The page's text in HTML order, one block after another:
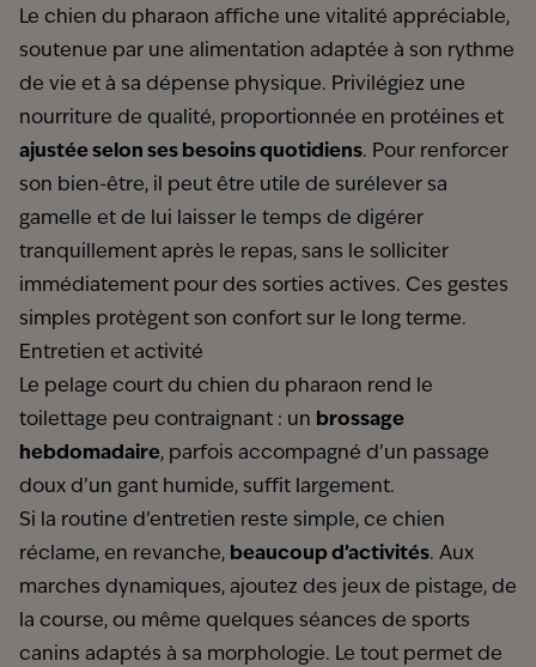
Le chien du pharaon affiche une vitalité appréciable,
soutenue par une alimentation adaptée à son rythme
de vie et à sa dépense physique. Privilégiez une
nourriture de qualité, proportionnée en protéines et
ajustée selon ses besoins quotidiens. Pour renforcer
son bien-être, il peut être utile de surélever sa
gamelle et de lui laisser le temps de digérer
tranquillement après le repas, sans le solliciter
immédiatement pour des sorties actives. Ces gestes
simples protègent son confort sur le long terme.
Entretien et activité
Le pelage court du chien du pharaon rend le
toilettage peu contraignant : un brossage
hebdomadaire, parfois accompagné d’un passage
doux d’un gant humide, suffit largement.
Si la routine d’entretien reste simple, ce chien
réclame, en revanche, beaucoup d’activités. Aux
marches dynamiques, ajoutez des jeux de pistage, de
la course, ou même quelques séances de sports
canins adaptés à sa morphologie. Le tout permet de